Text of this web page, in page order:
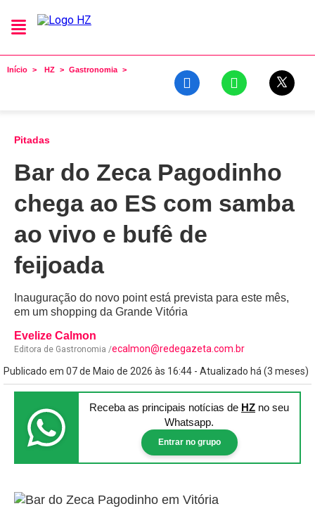
Início HZ Gastronomia
Pitadas
Bar do Zeca Pagodinho
chega ao ES com samba
ao vivo e bufê de
feijoada
Inauguração do novo point está prevista para este mês,
em um shopping da Grande Vitória
Evelize Calmon
Editora de Gastronomia /ecalmon@redegazeta.com.br
Publicado em 07 de Maio de 2026 às 16:44 - Atualizado há (3 meses)
Receba as principais notícias de HZ no seu
Whatsapp.
Entrar no grupo